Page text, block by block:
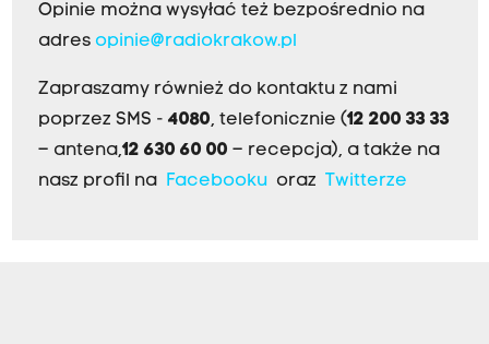
Opinie można wysyłać też bezpośrednio na
adres opinie@radiokrakow.pl
Zapraszamy również do kontaktu z nami
poprzez SMS - 4080, telefonicznie (12 200 33 33
– antena,12 630 60 00 – recepcja), a także na
nasz profil na
Facebookuoraz Twitterze